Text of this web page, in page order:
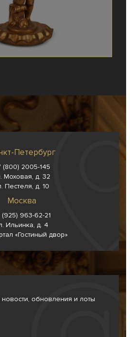
Петербург
(800) 2005-145
Моховая, д. 32
Пестеля, д. 10
Москва
(925) 963-62-21
Ильинка, д. 4
«Гостиный двор»
новости, обновления и лоты